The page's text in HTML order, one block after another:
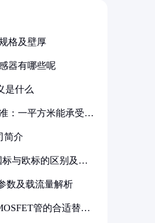
格及壁厚
器有哪些呢
是什么
：一平方米能承受多
简介
标与欧标的区别及其
数及载流量解析
管的合适替代